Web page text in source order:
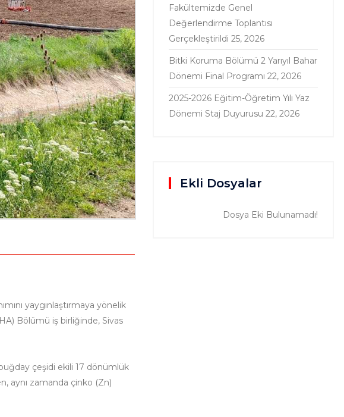
yaygınlaştırmaya yönelik
Bölümü iş birliğinde, Sivas
çeşidi ekili 17 dönümlük
aynı zamanda çinko (Zn)
Fakültemizde Genel
Değerlendirme Toplantısı
Gerçekleştirildi 25, 2026
Bitki Koruma Bölümü 2 Yarıyıl Bahar
Dönemi Final Programı 22, 2026
2025-2026 Eğitim-Öğretim Yılı Yaz
Dönemi Staj Duyurusu 22, 2026
Ekli Dosyalar
Dosya Eki Bulunamadı!